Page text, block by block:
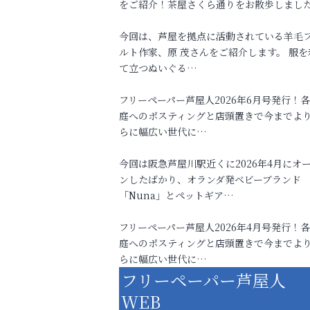
をご紹介！茶屋さくら通りをお散歩しまし
今回は、芦屋を拠点に活動されている羊毛
ルト作家、原 茂さんをご紹介します。 服を
て立つぬいぐる…
フリーペーパー芦屋人2026年6月号発行！
庭へのポスティングと店頭置きで今までよ
らに幅広い世代に…
今回は阪急芦屋川駅近くに2026年4月にオ
ンしたばかり、オランダ発ベビーブランド
「Nuna」とペットギア…
フリーペーパー芦屋人2026年4月号発行！
庭へのポスティングと店頭置きで今までよ
らに幅広い世代に…
フリーペーパー芦屋人
WEB